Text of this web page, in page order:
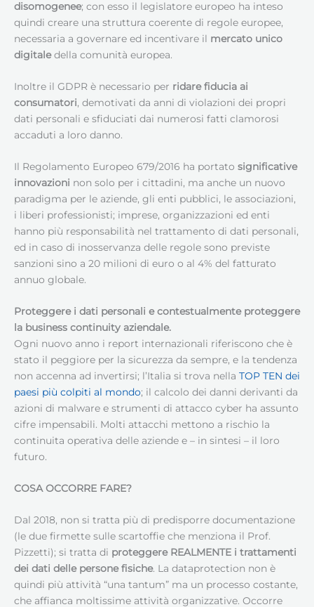
disomogenee; con esso il legislatore europeo ha inteso
quindi creare una struttura coerente di regole europee,
necessaria a governare ed incentivare il mercato unico
digitaledella comunità europea.
Inoltre il GDPR è necessario per ridare fiducia ai
consumatori, demotivati da anni di violazioni dei propri
dati personali e sfiduciati dai numerosi fatti clamorosi
accaduti a loro danno.
Il Regolamento Europeo 679/2016 ha portato significative
innovazioni non solo per i cittadini, ma anche un nuovo
paradigma per le aziende, gli enti pubblici, le associazioni,
i liberi professionisti; imprese, organizzazioni ed enti
hanno più responsabilità nel trattamento di dati personali,
ed in caso di inosservanza delle regole sono previste
sanzioni sino a 20 milioni di euro o al 4% del fatturato
annuo globale.
Proteggere i dati personali e contestualmente proteggere
la business continuity aziendale.
Ogni nuovo anno i report internazionali riferiscono che è
stato il peggiore per la sicurezza da sempre, e la tendenza
non accenna ad invertirsi; l’Italia si trova nella TOP TEN dei
paesi più colpiti al mondo; il calcolo dei danni derivanti da
azioni di malware e strumenti di attacco cyber ha assunto
cifre impensabili. Molti attacchi mettono a rischio la
continuita operativa delle aziende e – in sintesi – il loro
futuro.
COSA OCCORRE FARE?
Dal 2018, non si tratta più di predisporre documentazione
(le due firmette sulle scartoffie che menziona il Prof.
Pizzetti); si tratta di proteggere REALMENTE i trattamenti
dei dati delle persone fisiche. La dataprotection non è
quindi più attività “una tantum” ma un processo costante,
che affianca moltissime attività organizzative. Occorre